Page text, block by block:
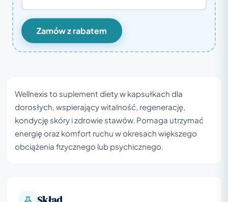
Zamów z rabatem
Wellnexis to suplement diety w kapsułkach dla
dorosłych, wspierający witalność, regenerację,
kondycję skóry i zdrowie stawów. Pomaga utrzymać
energię oraz komfort ruchu w okresach większego
obciążenia fizycznego lub psychicznego.